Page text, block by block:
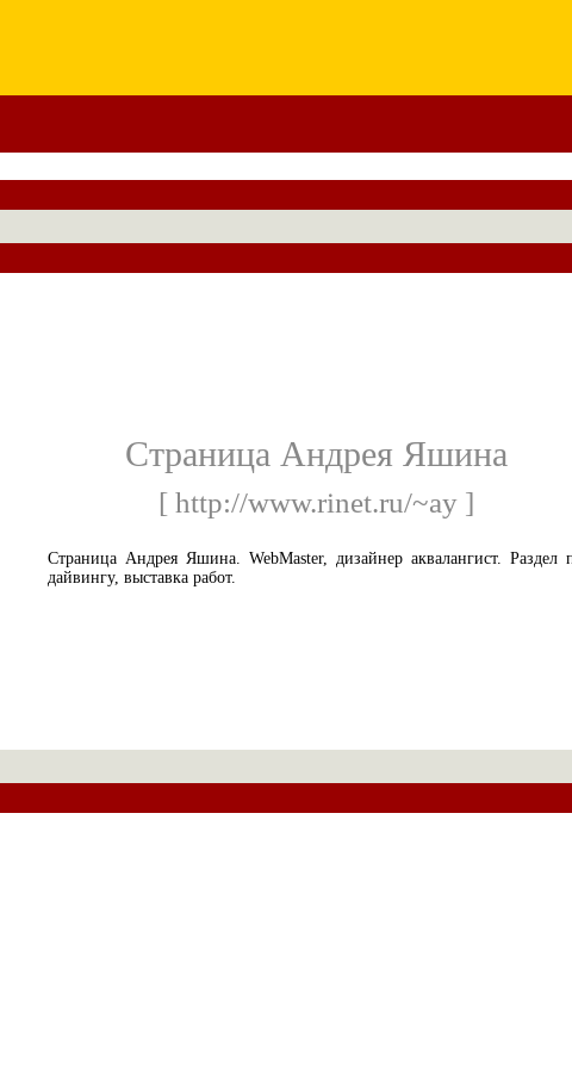
Страница Андрея Яшина
[ http://www.rinet.ru/~ay ]
Страница Андрея Яшина. WebMaster, дизайнер аквалангист. Раздел
дайвингу, выставка работ.